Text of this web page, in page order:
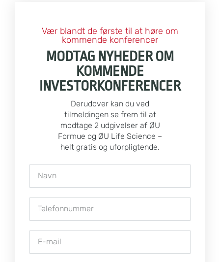
Vær blandt de første til at høre om
kommende konferencer
MODTAG NYHEDER OM
KOMMENDE
INVESTORKONFERENCER
Derudover kan du ved
tilmeldingen se frem til at
modtage 2 udgivelser af ØU
Formue og ØU Life Science –
helt gratis og uforpligtende.